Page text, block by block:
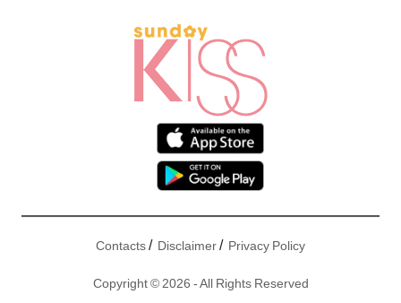
Contacts/ Disclaimer/ Privacy Policy
Copyright © 2026 - All Rights Reserved